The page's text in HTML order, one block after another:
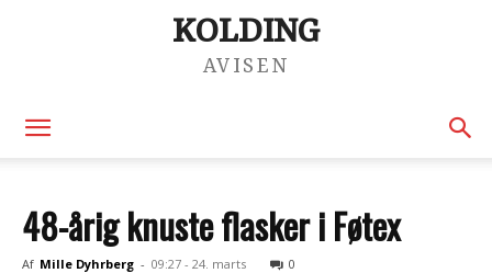
KOLDING
AVISEN
48-årig knuste flasker i Føtex
Af Mille Dyhrberg - 09:27 - 24. marts 0